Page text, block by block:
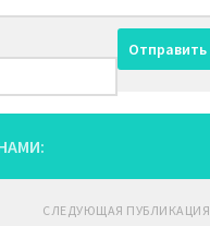
СЛЕДУЮЩАЯ ПУБЛИКАЦИЯ